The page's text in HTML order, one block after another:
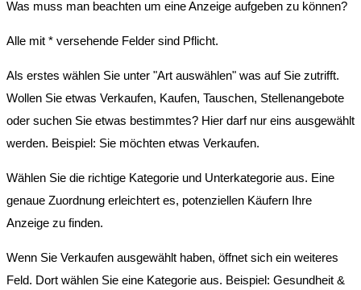
Was muss man beachten um eine Anzeige aufgeben zu können?
Alle mit * versehende Felder sind Pflicht.
Als erstes wählen Sie unter "Art auswählen" was auf Sie zutrifft.
Wollen Sie etwas Verkaufen, Kaufen, Tauschen, Stellenangebote
oder suchen Sie etwas bestimmtes? Hier darf nur eins ausgewählt
werden. Beispiel: Sie möchten etwas Verkaufen.
Wählen Sie die richtige Kategorie und Unterkategorie aus. Eine
genaue Zuordnung erleichtert es, potenziellen Käufern Ihre
Anzeige zu finden.
Wenn Sie Verkaufen ausgewählt haben, öffnet sich ein weiteres
Feld. Dort wählen Sie eine Kategorie aus. Beispiel: Gesundheit &